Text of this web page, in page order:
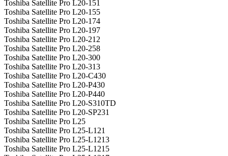
Toshiba Satellite Pro L20-151
Toshiba Satellite Pro L20-155
Toshiba Satellite Pro L20-174
Toshiba Satellite Pro L20-197
Toshiba Satellite Pro L20-212
Toshiba Satellite Pro L20-258
Toshiba Satellite Pro L20-300
Toshiba Satellite Pro L20-313
Toshiba Satellite Pro L20-C430
Toshiba Satellite Pro L20-P430
Toshiba Satellite Pro L20-P440
Toshiba Satellite Pro L20-S310TD
Toshiba Satellite Pro L20-SP231
Toshiba Satellite Pro L25
Toshiba Satellite Pro L25-L121
Toshiba Satellite Pro L25-L1213
Toshiba Satellite Pro L25-L1215